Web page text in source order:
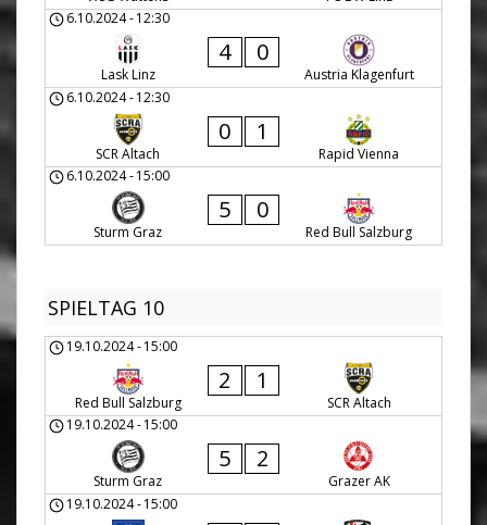
6.10.2024-12:30
Lask Linz
4 0
Austria Klagenfurt
6.10.2024-12:30
SCR Altach
0 1
Rapid Vienna
6.10.2024-15:00
Sturm Graz
5 0
Red Bull Salzburg
SPIELTAG 10
19.10.2024-15:00
Red Bull Salzburg
2 1
SCR Altach
19.10.2024-15:00
Sturm Graz
5 2
Grazer AK
19.10.2024-15:00